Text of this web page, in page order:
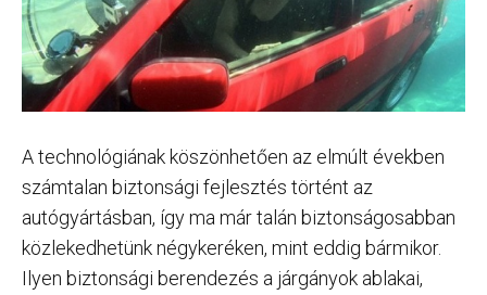
A technológiának köszönhetően az elmúlt években
számtalan biztonsági fejlesztés történt az
autógyártásban, így ma már talán biztonságosabban
közlekedhetünk négykeréken, mint eddig bármikor.
Ilyen biztonsági berendezés a járgányok ablakai,